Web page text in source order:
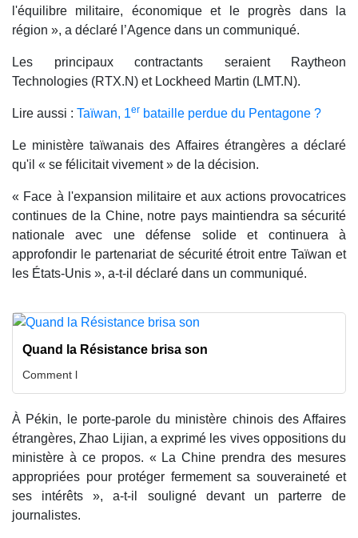
l'équilibre militaire, économique et le progrès dans la
région », a déclaré l’Agence dans un communiqué.
Les principaux contractants seraient Raytheon
Technologies (RTX.N) et Lockheed Martin (LMT.N).
Lire aussi : Taïwan, 1er bataille perdue du Pentagone ?
Le ministère taïwanais des Affaires étrangères a déclaré
qu'il « se félicitait vivement » de la décision.
« Face à l'expansion militaire et aux actions provocatrices
continues de la Chine, notre pays maintiendra sa sécurité
nationale avec une défense solide et continuera à
approfondir le partenariat de sécurité étroit entre Taïwan et
les États-Unis », a-t-il déclaré dans un communiqué.
Quand la Résistance brisa son
Comment l
À Pékin, le porte-parole du ministère chinois des Affaires
étrangères, Zhao Lijian, a exprimé les vives oppositions du
ministère à ce propos. « La Chine prendra des mesures
appropriées pour protéger fermement sa souveraineté et
ses intérêts », a-t-il souligné devant un parterre de
journalistes.